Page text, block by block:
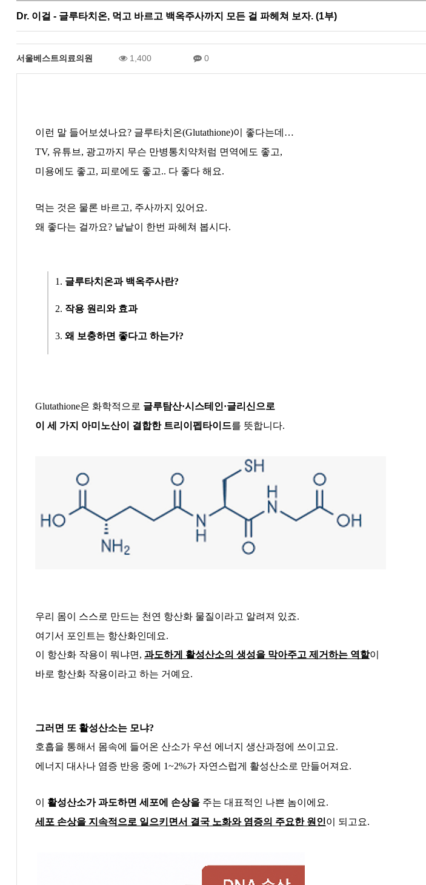
Dr. 이걸 - 글루타치온, 먹고 바르고 백옥주사까지 모든 걸 파헤쳐 보자. (1부)
서울베스트의료의원 1,400 0
이런 말 들어보셨나요? 글루타치온(Glutathione)이 좋다는데 …
TV, 유튜브 , 광고까지 무슨 만병통치약처럼 면역에도 좋고,
미용에도 좋고, 피로에도 좋고.. 다 좋다 해요.
먹는 것은 물론 바르고, 주사까지 있어요.
왜 좋다는 걸까요? 낱낱이 한번 파헤쳐 봅시다.
1. 글루타치온과 백옥주사란?
2. 작용 원리와 효과
3. 왜 보충하면 좋다고 하는가?
Glutathione은 화학적으로 글루탐산·시스테인·글리신으로
이 세 가지 아미노산이 결합한 트리이펩타이드를 뜻합니다.
우리 몸이 스스로 만드는 천연 항산화 물질이라고 알려져 있죠.
여기서 포인트는 항산화인데요.
이 항산화 작용이 뭐냐면 , 과도하게 활성산소의 생성을 막아주고 제거하는 역할이
바로 항산화 작용이라고 하는 거예요.
그러면 또 활성산소는 모냐?
호흡을 통해서 몸속에 들어온 산소가 우선 에너지 생산과정에 쓰이고요.
에너지 대사나 염증 반응 중에 1~2%가 자연스럽게 활성산소로 만들어져요.
이 활성산소가 과도하면 세포에 손상을주는 대표적인 나쁜 놈이에요.
세포 손상을 지속적으로 일으키면서 결국 노화와 염증의 주요한 원인이 되고요.